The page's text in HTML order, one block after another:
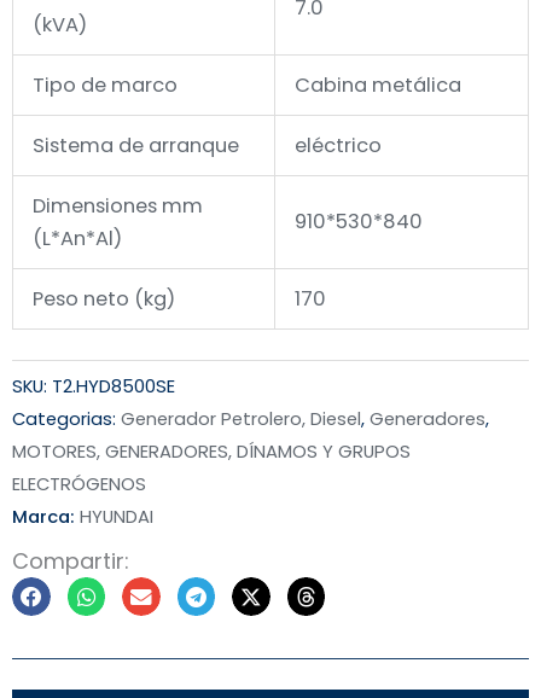
(kVA)
7.0
Tipo de marco Cabina metálica
Sistema de arranque eléctrico
Dimensiones mm
(L*An*Al)
910*530*840
Peso neto (kg) 170
SKU: T2.HYD8500SE
Categorias: Generador Petrolero, Diesel,Generadores,
MOTORES, GENERADORES, DÍNAMOS Y GRUPOS
ELECTRÓGENOS
Marca: HYUNDAI
Compartir: